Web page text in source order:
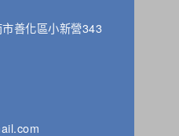
善化區小新營343